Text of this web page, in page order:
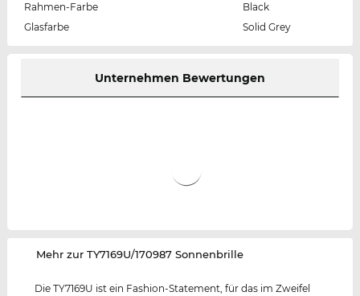
Rahmen-Farbe
Black
Glasfarbe
Solid Grey
Unternehmen Bewertungen
‌Mehr zur TY7169U/170987 Sonnenbrille
Die TY7169U ist ein Fashion-Statement, für das im Zweifel